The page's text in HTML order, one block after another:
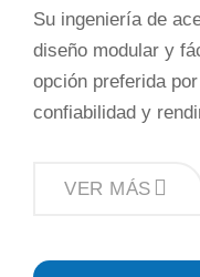
Su ingeniería de
diseño modular y
opción preferida
confiabilidad y
VER MÁSCÓMO
DEL